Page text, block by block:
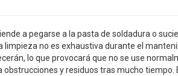
a pegarse a la pasta de soldadura o
no es exhaustiva durante el
lo que provocará que no se use
y residuos tras mucho tiempo.